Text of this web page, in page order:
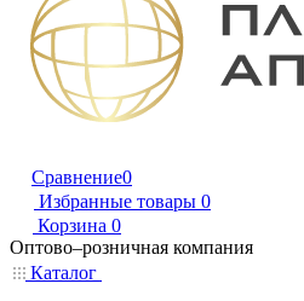
Сравнение0
Избранные товары 0
Корзина 0
Оптово–розничная компания
Каталог